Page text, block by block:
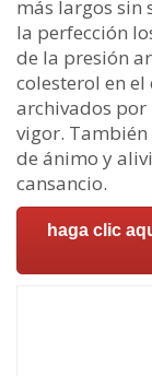
más largos sin
la perfección
de la presión
colesterol en
archivados
vigor.
de ánimo y
cansancio.
haga clic